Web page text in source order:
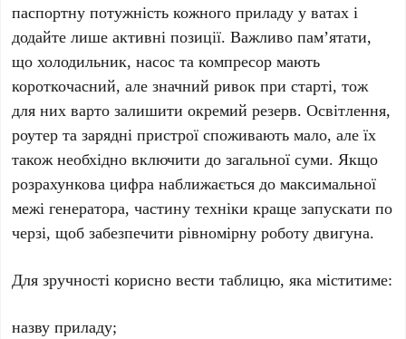
паспортну потужність кожного приладу у ватах і
додайте лише активні позиції. Важливо пам’ятати,
що холодильник, насос та компресор мають
короткочасний, але значний ривок при старті, тож
для них варто залишити окремий резерв. Освітлення,
роутер та зарядні пристрої споживають мало, але їх
також необхідно включити до загальної суми. Якщо
розрахункова цифра наближається до максимальної
межі генератора, частину техніки краще запускати по
черзі, щоб забезпечити рівномірну роботу двигуна.
Для зручності корисно вести таблицю, яка міститиме:
назву приладу;